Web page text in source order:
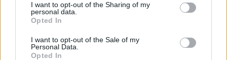
I want to opt-out of the Sharing of my
personal data.
Opted In
I want to opt-out of the Sale of my
Personal Data.
Opted In
Animazione Peso Moderato (1.35 Mb)